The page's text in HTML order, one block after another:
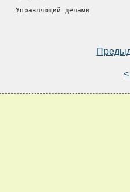
Управляющий делами